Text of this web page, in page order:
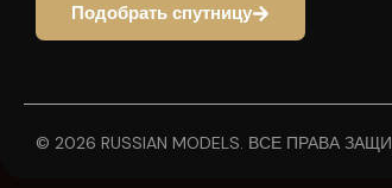
Подобрать спутницу
© 2026 RUSSIAN MODELS. ВСЕ ПРАВА